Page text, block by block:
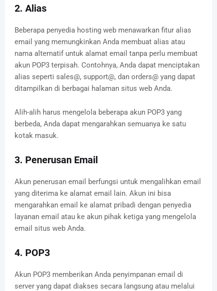
2. Alias
Beberapa penyedia hosting web menawarkan fitur alias
email yang memungkinkan Anda membuat alias atau
nama alternatif untuk alamat email tanpa perlu membuat
akun POP3 terpisah. Contohnya, Anda dapat menciptakan
alias seperti sales@, support@, dan orders@ yang dapat
ditampilkan di berbagai halaman situs web Anda.
Alih-alih harus mengelola beberapa akun POP3 yang
berbeda, Anda dapat mengarahkan semuanya ke satu
kotak masuk.
3. Penerusan Email
Akun penerusan email berfungsi untuk mengalihkan email
yang diterima ke alamat email lain. Akun ini bisa
mengarahkan email ke alamat pribadi dengan penyedia
layanan email atau ke akun pihak ketiga yang mengelola
email situs web Anda.
4. POP3
Akun POP3 memberikan Anda penyimpanan email di
server yang dapat diakses secara langsung atau melalui